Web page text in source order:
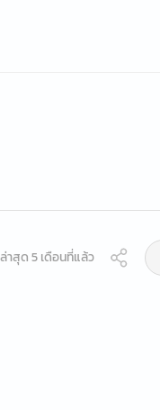
าสุด 5 เดือนที่แล้ว